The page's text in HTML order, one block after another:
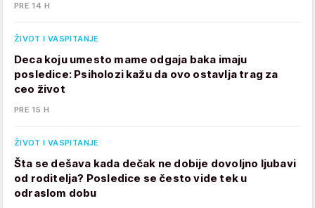
PRE 14 H
ŽIVOT I VASPITANJE
Deca koju umesto mame odgaja baka imaju
posledice: Psiholozi kažu da ovo ostavlja trag za
ceo život
PRE 15 H
ŽIVOT I VASPITANJE
Šta se dešava kada dečak ne dobije dovoljno ljubavi
od roditelja? Posledice se često vide tek u
odraslom dobu